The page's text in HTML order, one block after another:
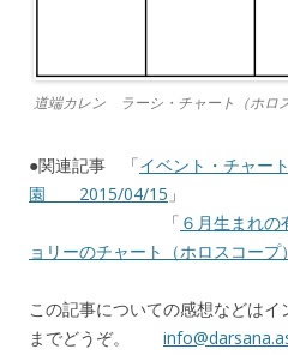
道端カレン ラーシ・チャート（ホロ
●関連記事 「イベント・チャー
園 2015/04/15 」
「 ６月生まれ
ョリーのチャート（ホロスコ
この記事についての感想などは
までどうぞ。